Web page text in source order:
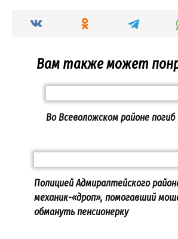
Вам также может
Во Всеволожском районе
Полицией Адмиралтейского
механик-«дроп», помогавший
обмануть пенсионерку